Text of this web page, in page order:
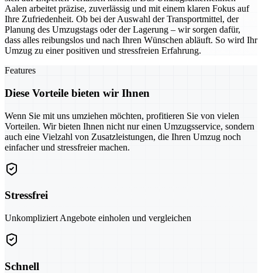
Aalen arbeitet präzise, zuverlässig und mit einem klaren Fokus auf
Ihre Zufriedenheit. Ob bei der Auswahl der Transportmittel, der
Planung des Umzugstags oder der Lagerung – wir sorgen dafür,
dass alles reibungslos und nach Ihren Wünschen abläuft. So wird Ihr
Umzug zu einer positiven und stressfreien Erfahrung.
Features
Diese Vorteile bieten wir Ihnen
Wenn Sie mit uns umziehen möchten, profitieren Sie von vielen
Vorteilen. Wir bieten Ihnen nicht nur einen Umzugsservice, sondern
auch eine Vielzahl von Zusatzleistungen, die Ihren Umzug noch
einfacher und stressfreier machen.
Stressfrei
Unkompliziert Angebote einholen und vergleichen
Schnell